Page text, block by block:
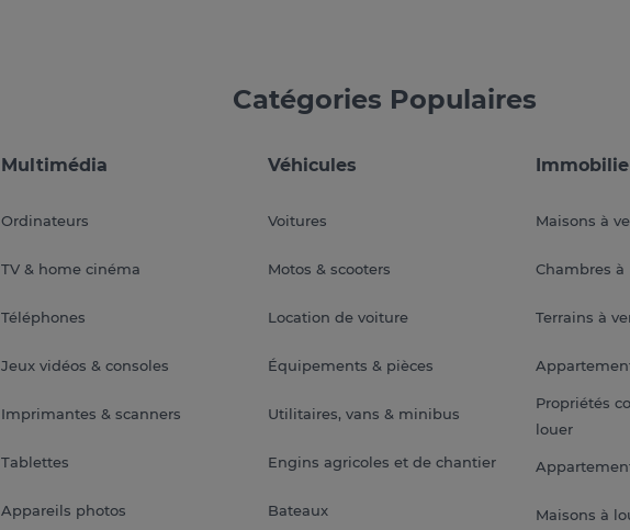
Catégories Populaires
Multimédia
Ordinateurs
TV & home cinéma
Téléphones
Jeux vidéos & consoles
Imprimantes & scanners
Tablettes
Appareils photos
Véhicules
Voitures
Motos & scooters
Location de voiture
Équipements & pièces
Utilitaires, vans & minibus
Engins agricoles et de chantier
Bateaux
Maisons à
Chambres à
Terrains à
Propriétés
louer
Maisons à